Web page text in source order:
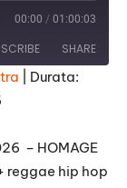
00:00 / 01:00:03
SHARE
Durata:
– HOMAGE
reggae hip hop